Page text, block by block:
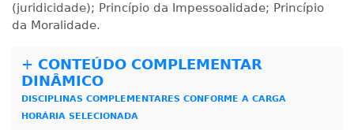
220 H 28dias 90dias
(juridicidade); Princípio da Impessoalidade; Princípio
da Moralidade.
+ CONTEÚDO COMPLEMENTAR
DINÂMICO
DISCIPLINAS COMPLEMENTARES CONFORME A CARGA
HORÁRIA SELECIONADA